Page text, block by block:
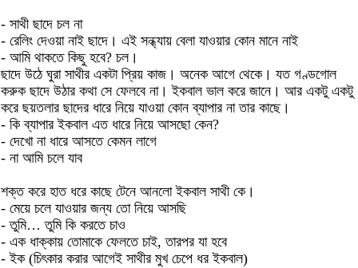
- সাথী ছাদে চল না
- রেলিং দেওয়া নাই ছাদে। এই সন্ধ্যায় বেলা যাওয়ার কোন মানে নাই
- আমি থাকতে কিছু হবে? চল।
ছাদে উঠে ঘুরা সাথীর একটা প্রিয় কাজ। অনেক আগে থেকে। যত গণ্ডগোল
করুক ছাদে উঠার কথা সে ফেলবে না। ইকবাল ভাল করে জানে। আর একটু একটু
করে ছয়তলার ছাদের ধারে নিয়ে যাওয়া কোন ব্যাপার না তার কাছে।
- কি ব্যাপার ইকবাল এত ধারে নিয়ে আসছো কেন?
- দেখো না ধারে আসতে কেমন লাগে
- না আমি চলে যাব
শক্ত করে হাত ধরে কাছে টেনে আনলো ইকবাল সাথী কে।
- মেয়ে চলে যাওয়ার জন্য তো নিয়ে আসছি
- তুমি… তুমি কি করতে চাও
- এক ধাক্কায় তোমাকে ফেলতে চাই, তারপর যা হবে
- ইক (চিৎকার করার আগেই সাথীর মুখ চেপে ধর ইকবাল)